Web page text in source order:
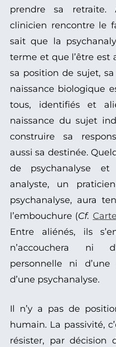
prendre sa
clinicien rencontre le
sait que la
terme et que l’être est
sa position de sujet,
naissance biologique
tous, identifiés et
naissance du sujet
construire sa
aussi sa destinée.
de psychanalyse et
analyste, un
psychanalyse, aura
l’embouchure (Cf.
Entre aliénés, ils
n’accouchera ni
personnelle ni d’une
d’une psychanalyse.
Il n’y a pas de
humain. La passivité,
résister, par décision